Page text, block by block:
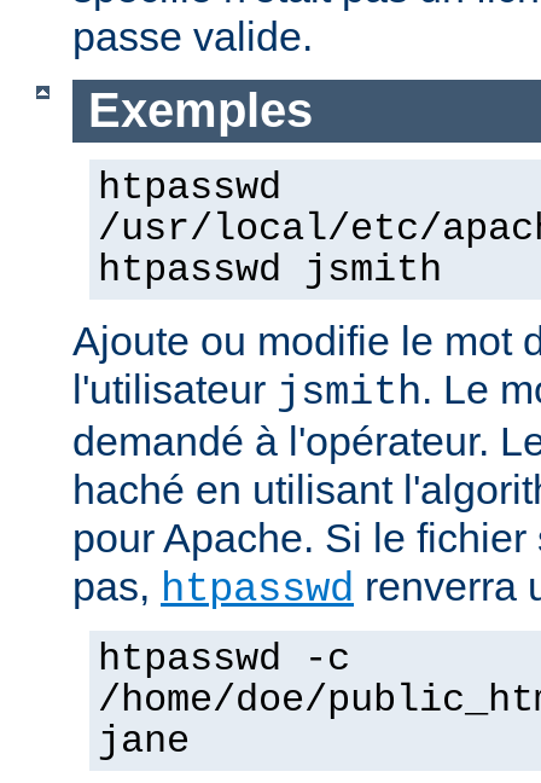
passe valide.
Exemples
htpasswd
/usr/local/etc/
htpasswd jsmith
Ajoute ou modifie le mot
l'utilisateur jsmith. Le
demandé à l'opérateur.
haché en utilisant
pour Apache. Si le
pas, htpasswd renverra
htpasswd -c
/home/doe/
jane